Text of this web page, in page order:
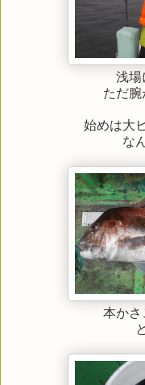
浅場
ただ
始めは大
な
本か